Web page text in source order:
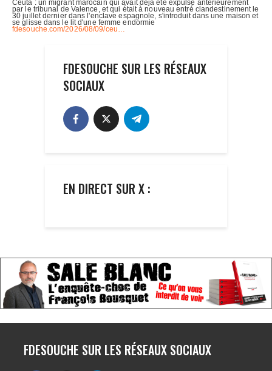
FDESOUCHE SUR LES RÉSEAUX
SOCIAUX
EN DIRECT SUR X :
FDESOUCHE SUR LES RÉSEAUX SOCIAUX